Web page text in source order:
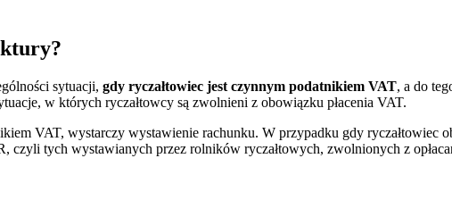
sytuacji, gdy ryczałtowiec jest czynnym podatnikiem VAT, a do
w których ryczałtowcy są zwolnieni z obowiązku płacenia VAT.
VAT, wystarczy wystawienie rachunku. W przypadku gdy ryczałtowiec
tych wystawianych przez rolników ryczałtowych, zwolnionych z